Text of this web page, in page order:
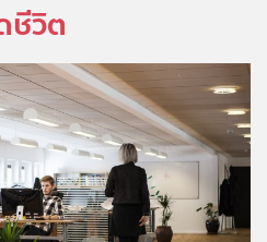
ชีวิต